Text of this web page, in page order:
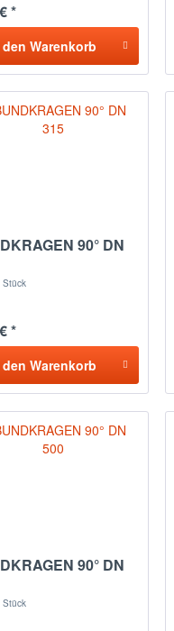
*
Warenkorb
90° DN
Stück
*
Warenkorb
90° DN
Stück